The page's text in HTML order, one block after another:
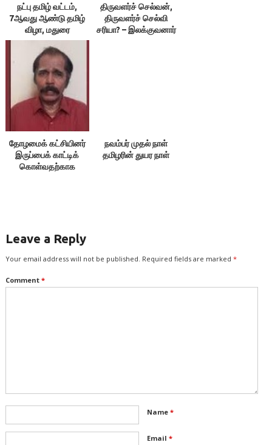
நட்பு தமிழ் வட்டம்,
7ஆவது ஆண்டு தமிழ்
விழா, மதுரை
திருவளர்ச் செல்வன்,
திருவளர்ச் செல்வி
சரியா? – இலக்குவனார்
தோழமைக் கட்சியினர்
இருப்பைக் காட்டிக்
கொள்வதற்காக
நவம்பர் முதல் நாள்
தமிழரின் துயர நாள்
Leave a Reply
Your email address will not be published. Required fields are marked *
Comment *
Name *
Email *